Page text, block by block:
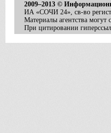
2009–2013 ©
ИА «СОЧИ 24», св-во
Материалы агентства
При цитировании